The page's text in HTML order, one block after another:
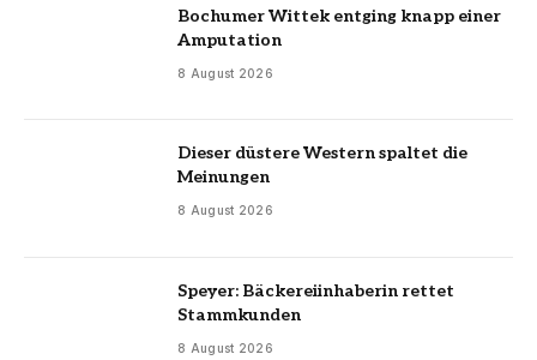
Bochumer Wittek entging knapp einer
Amputation
8 August 2026
Dieser düstere Western spaltet die
Meinungen
8 August 2026
Speyer: Bäckereiinhaberin rettet
Stammkunden
8 August 2026